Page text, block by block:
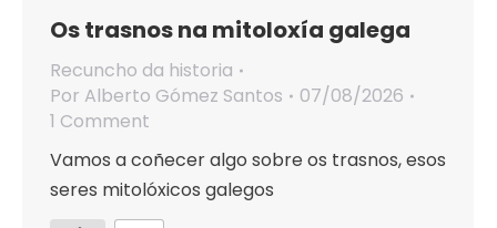
Os trasnos na mitoloxía galega
Recuncho da historia
Por Alberto Gómez Santos
07/08/2026
1 Comment
Vamos a coñecer algo sobre os trasnos, esos
seres mitolóxicos galegos